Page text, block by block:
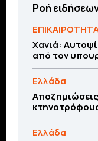
Ροή
Χανιά:
από τον
Ελλάδα
Ελλάδα